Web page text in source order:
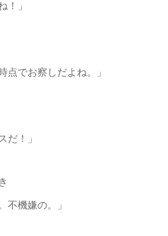
！」
点でお察しだよね。」
だ！」
不機嫌の。」